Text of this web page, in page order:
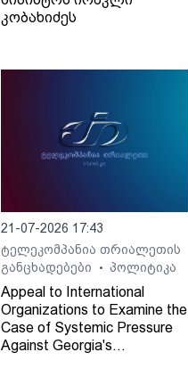
კობახიძეს
21-07-2026 17:43
ტელეკომპანია თრიალეთის
განცხადებები
• პოლიტიკა
Appeal to International
Organizations to Examine the
Case of Systemic Pressure
Against Georgia's